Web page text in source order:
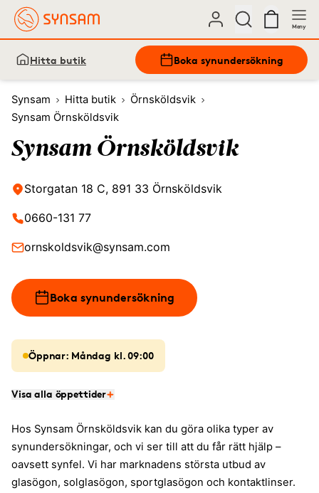
Meny
Hitta butik Boka synundersökning
Synsam Hitta butik
Örnsköldsvik
Synsam Örnsköldsvik
Synsam Örnsköldsvik
Storgatan 18 C, 891 33 Örnsköldsvik
0660-131 77
ornskoldsvik@synsam.com
Boka synundersökning
Öppnar: Måndag kl. 09:00
Visa alla öppettider
Hos Synsam Örnsköldsvik kan du göra olika typer av
synundersökningar, och vi ser till att du får rätt hjälp –
oavsett synfel. Vi har marknadens största utbud av
glasögon, solglasögon, sportglasögon och kontaktlinser.